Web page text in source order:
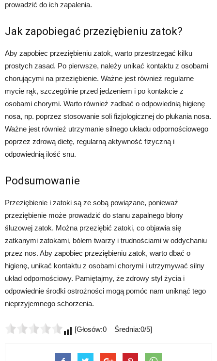
prowadzić do ich zapalenia.
Jak zapobiegać przeziębieniu zatok?
Aby zapobiec przeziębieniu zatok, warto przestrzegać kilku
prostych zasad. Po pierwsze, należy unikać kontaktu z osobami
chorującymi na przeziębienie. Ważne jest również regularne
mycie rąk, szczególnie przed jedzeniem i po kontakcie z
osobami chorymi. Warto również zadbać o odpowiednią higienę
nosa, np. poprzez stosowanie soli fizjologicznej do płukania nosa.
Ważne jest również utrzymanie silnego układu odpornościowego
poprzez zdrową dietę, regularną aktywność fizyczną i
odpowiednią ilość snu.
Podsumowanie
Przeziębienie i zatoki są ze sobą powiązane, ponieważ
przeziębienie może prowadzić do stanu zapalnego błony
śluzowej zatok. Można przeziębić zatoki, co objawia się
zatkanymi zatokami, bólem twarzy i trudnościami w oddychaniu
przez nos. Aby zapobiec przeziębieniu zatok, warto dbać o
higienę, unikać kontaktu z osobami chorymi i utrzymywać silny
układ odpornościowy. Pamiętajmy, że zdrowy styl życia i
odpowiednie środki ostrożności mogą pomóc nam uniknąć tego
nieprzyjemnego schorzenia.
[Głosów:0 Średnia:0/5]